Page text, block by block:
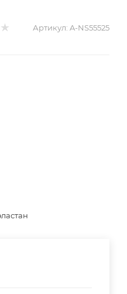
Артикул: A-NS55525